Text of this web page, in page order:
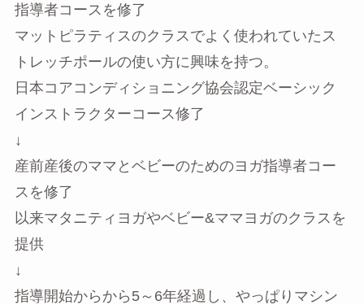
指導者コースを修了
マットピラティスのクラスでよく使われていたス
トレッチポールの使い方に興味を持つ。
日本コアコンディショニング協会認定ベーシック
インストラクターコース修了
↓
産前産後のママとベビーのためのヨガ指導者コー
スを修了
以来マタニティヨガやベビー&ママヨガのクラスを
提供
↓
指導開始からから5～6年経過し、やっぱりマシン